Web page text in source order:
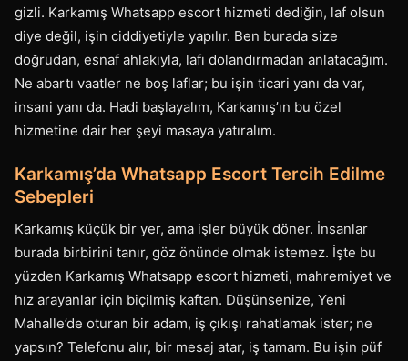
gizli. Karkamış Whatsapp escort hizmeti dediğin, laf olsun
diye değil, işin ciddiyetiyle yapılır. Ben burada size
doğrudan, esnaf ahlakıyla, lafı dolandırmadan anlatacağım.
Ne abartı vaatler ne boş laflar; bu işin ticari yanı da var,
insani yanı da. Hadi başlayalım, Karkamış’ın bu özel
hizmetine dair her şeyi masaya yatıralım.
Karkamış’da Whatsapp Escort Tercih Edilme
Sebepleri
Karkamış küçük bir yer, ama işler büyük döner. İnsanlar
burada birbirini tanır, göz önünde olmak istemez. İşte bu
yüzden Karkamış Whatsapp escort hizmeti, mahremiyet ve
hız arayanlar için biçilmiş kaftan. Düşünsenize, Yeni
Mahalle’de oturan bir adam, iş çıkışı rahatlamak ister; ne
yapsın? Telefonu alır, bir mesaj atar, iş tamam. Bu işin püf